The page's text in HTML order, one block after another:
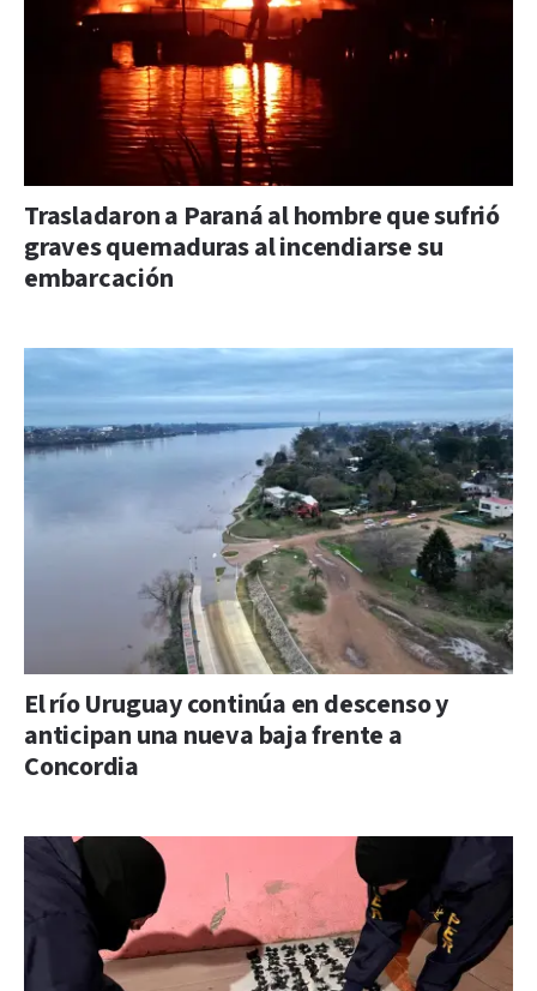
Trasladaron a Paraná al hombre que sufrió
graves quemaduras al incendiarse su
embarcación
El río Uruguay continúa en descenso y
anticipan una nueva baja frente a
Concordia